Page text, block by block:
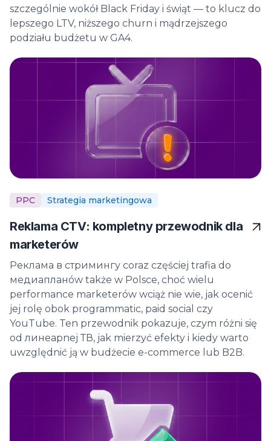
szczególnie wokół Black Friday i świąt — to klucz do
lepszego LTV, niższego churn i mądrzejszego
podziału budżetu w GA4.
PPC Strategia marketingowa
Reklama CTV: kompletny przewodnik dla
marketerów
Реклама в стримингу coraz częściej trafia do
медиапланów także w Polsce, choć wielu
performance marketerów wciąż nie wie, jak ocenić
jej rolę obok programmatic, paid social czy
YouTube. Ten przewodnik pokazuje, czym różni się
od линеарnej ТВ, jak mierzyć efekty i kiedy warto
uwzględnić ją w budżecie e-commerce lub B2B.